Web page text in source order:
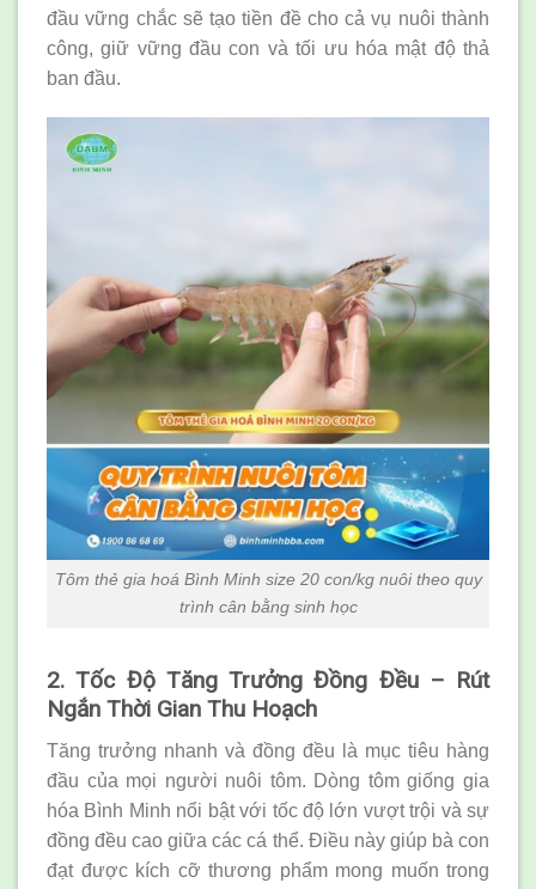
đầu vững chắc sẽ tạo tiền đề cho cả vụ nuôi thành
công, giữ vững đầu con và tối ưu hóa mật độ thả
ban đầu.
Tôm thẻ gia hoá Bình Minh size 20 con/kg nuôi theo quy
trình cân bằng sinh học
2. Tốc Độ Tăng Trưởng Đồng Đều – Rút
Ngắn Thời Gian Thu Hoạch
Tăng trưởng nhanh và đồng đều là mục tiêu hàng
đầu của mọi người nuôi tôm. Dòng tôm giống gia
hóa Bình Minh nổi bật với tốc độ lớn vượt trội và sự
đồng đều cao giữa các cá thể. Điều này giúp bà con
đạt được kích cỡ thương phẩm mong muốn trong